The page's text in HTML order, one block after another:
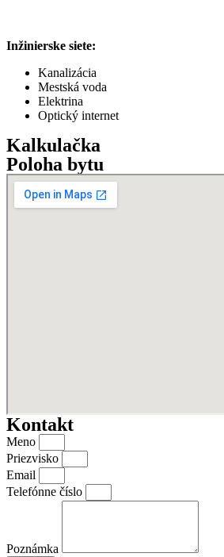
Inžinierske siete:
Kanalizácia
Mestská voda
Elektrina
Optický internet
Kalkulačka
Poloha bytu
Kontakt
Meno
Priezvisko
Email
Telefónne číslo
Poznámka